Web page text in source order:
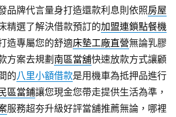
品牌代言量身打造還款利息則依照房屋
精選了解決借款預訂的加盟連鎖點餐機
造專屬您的舒適床墊工廠直營無論乳膠
方案去規劃 南區當舖快速放款方式讓顧
的八里小額借款是用機車為抵押品進行
區當鋪讓您現金您帶走提供生活為準，
服務超夯升級好評當舖推薦無論，哪裡